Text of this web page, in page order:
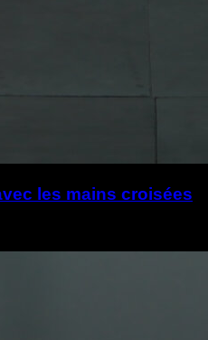
les mains croisées